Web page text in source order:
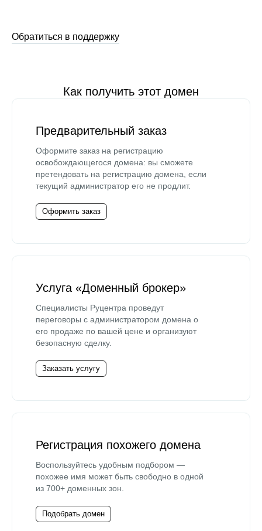
Обратиться в поддержку
Как получить этот домен
Предварительный заказ
Оформите заказ на регистрацию
освобождающегося домена: вы сможете
претендовать на регистрацию домена, если
текущий администратор его не продлит.
Оформить заказ
Услуга «Доменный брокер»
Специалисты Руцентра проведут
переговоры с администратором домена о
его продаже по вашей цене и организуют
безопасную сделку.
Заказать услугу
Регистрация похожего домена
Воспользуйтесь удобным подбором —
похожее имя может быть свободно в одной
из 700+ доменных зон.
Подобрать домен